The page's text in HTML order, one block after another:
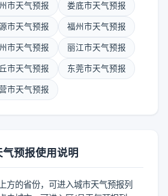
市天气预报 娄底市天气预报
市天气预报 福州市天气预报
市天气预报 丽江市天气预报
市天气预报 东莞市天气预报
市天气预报
气预报使用说明
方的省份，可进入城市天气预报列